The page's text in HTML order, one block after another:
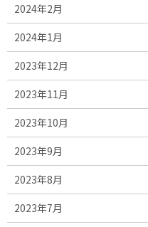
2024年2月
2024年1月
2023年12月
2023年11月
2023年10月
2023年9月
2023年8月
2023年7月